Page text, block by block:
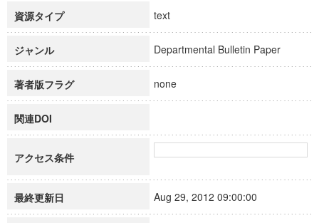
資源タイプ text
ジャンル Departmental Bulletin Paper
著者版フラグ none
関連DOI
アクセス条件
最終更新日 Aug 29, 2012 09:00:00